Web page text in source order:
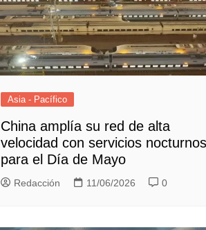
Asia - Pacífico
China amplía su red de alta
velocidad con servicios nocturnos
para el Día de Mayo
Redacción 11/06/2026 0